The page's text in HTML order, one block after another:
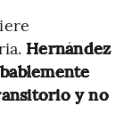
Hernández
y no